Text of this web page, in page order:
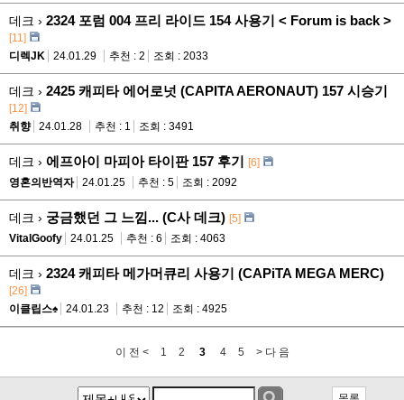
데크 › 2324 포럼 004 프리 라이드 154 사용기 < Forum is back >
[11]
디렉JK
24.01.29 추천 : 2 조회 : 2033
데크 › 2425 캐피타 에어로넛 (CAPITA AERONAUT) 157 시승기
[12]
취향
24.01.28 추천 : 1 조회 : 3491
데크 › 에프아이 마피아 타이판 157 후기 [6]
영혼의반역자
24.01.25 추천 : 5 조회 : 2092
데크 › 궁금했던 그 느낌... (C사 데크) [5]
VitalGoofy
24.01.25 추천 : 6 조회 : 4063
데크 › 2324 캐피타 메가머큐리 사용기 (CAPiTA MEGA MERC)
[26]
이클립스♠
24.01.23 추천 : 12 조회 : 4925
이 전 < 1 2 3 4 5 > 다 음